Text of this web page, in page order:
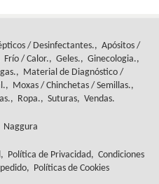
/ Desinfectantes.
Apósitos /
Frío / Calor. Geles.
Ginecologia.
Material de Diagnóstico /
Moxas / Chinchetas / Semillas.
Ropa. Suturas Vendas.
Naggura
Política de Privacidad
Condiciones
Políticas de Cookies